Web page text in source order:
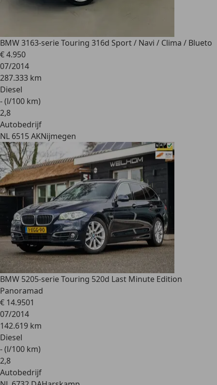
BMW 3163-serie Touring 316d Sport / Navi / Clima / Blueto
€ 4.950
07/2014
287.333 km
Diesel
- (l/100 km)
2,8
Autobedrijf
NL 6515 AKNijmegen
BMW 5205-serie Touring 520d Last Minute Edition
Panoramad
€ 14.9501
07/2014
142.619 km
Diesel
- (l/100 km)
2,8
Autobedrijf